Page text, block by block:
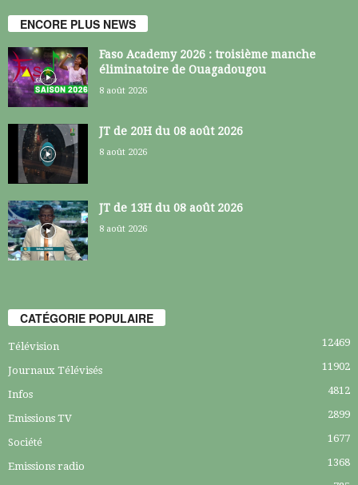
ENCORE PLUS NEWS
Faso Academy 2026 : troisième manche
éliminatoire de Ouagadougou
8 août 2026
JT de 20H du 08 août 2026
8 août 2026
JT de 13H du 08 août 2026
8 août 2026
CATÉGORIE POPULAIRE
Télévision 12469
Journaux Télévisés 11902
Infos 4812
Emissions TV 2899
Société 1677
Emissions radio 1368